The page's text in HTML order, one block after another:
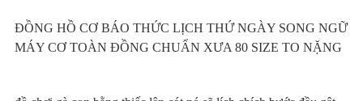
ĐỒNG HỒ CƠ BÁO THỨC LỊCH THỨ NGÀY SONG NGỮ
MÁY CƠ TOÀN ĐỒNG CHUẨN XƯA 80 SIZE TO NẶNG